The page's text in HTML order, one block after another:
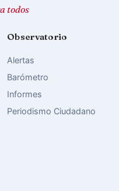
todos
Observatorio
Alertas
Barómetro
Informes
Periodismo Ciudadano